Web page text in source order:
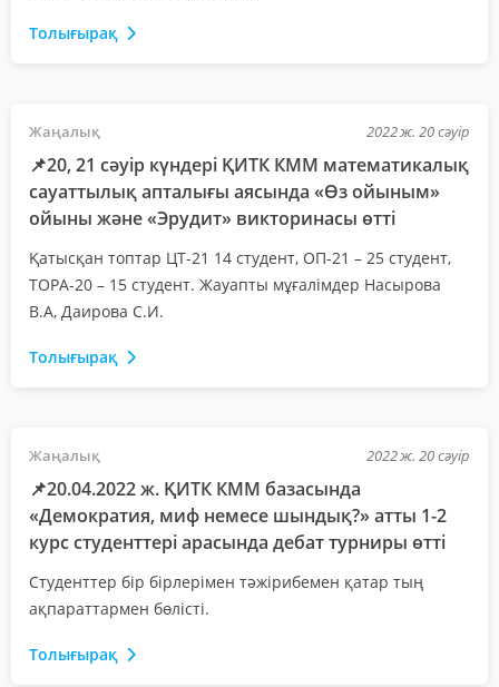
Толығырақ
Жаңалық 2022 ж. 20 сәуір
📌20, 21 сәуір күндері ҚИТК КММ математикалық
сауаттылық апталығы аясында «Өз ойыным»
ойыны және «Эрудит» викторинасы өтті
Қатысқан топтар ЦТ-21 14 студент, ОП-21 – 25 студент,
ТОРА-20 – 15 студент. Жауапты мұғалімдер Насырова
В.А, Даирова С.И.
Толығырақ
Жаңалық 2022 ж. 20 сәуір
📌20.04.2022 ж. ҚИТК КММ базасында
«Демократия, миф немесе шындық?» атты 1-2
курс студенттері арасында дебат турниры өтті
Студенттер бір бірлерімен тәжірибемен қатар тың
ақпараттармен бөлісті.
Толығырақ